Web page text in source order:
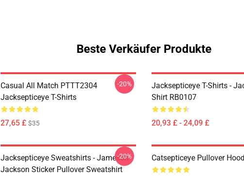
Beste Verkäufer Produkte
Casual All Match PTTT2304
Jacksepticeye T-Shirts
27,65 £ $35
-20%
Jacksepticeye T-Shirts -
Shirt RB0107
20,93 £ - 24,09 £
Jacksepticeye Sweatshirts - Jameson
Jackson Sticker Pullover Sweatshirt
-20% Catsepticeye Pullover